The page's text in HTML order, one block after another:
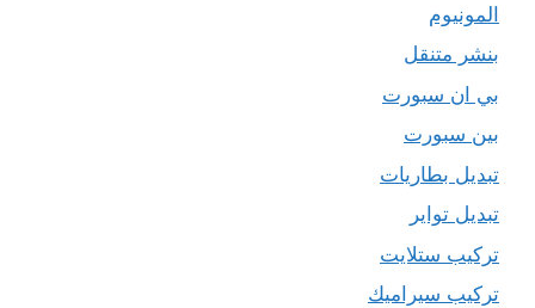
المونيوم
بنشر متنقل
بي ان سبورت
بين سبورت
تبديل بطاريات
تبديل تواير
تركيب ستلايت
تركيب سيراميك